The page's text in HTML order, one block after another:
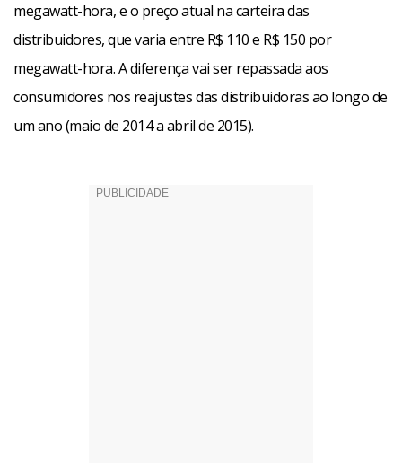
megawatt-hora, e o preço atual na carteira das
distribuidores, que varia entre R$ 110 e R$ 150 por
megawatt-hora. A diferença vai ser repassada aos
consumidores nos reajustes das distribuidoras ao longo de
um ano (maio de 2014 a abril de 2015).